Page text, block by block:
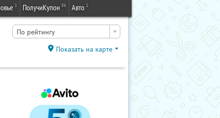
1 ПолучиКупон 86 Авто 1
По рейтингу
Показать на карте